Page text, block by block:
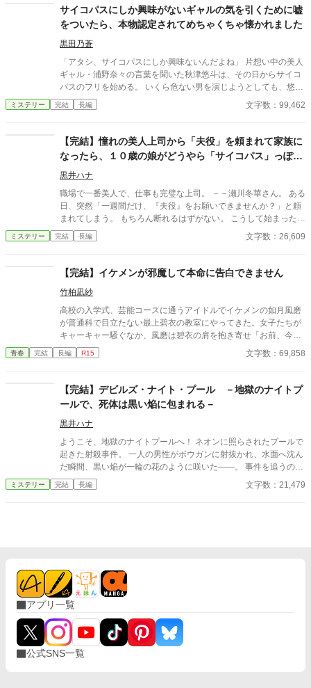
サイコパスにしか興味がないギャルの気を引くために嘘
をついたら、本物認定されてめちゃくちゃ懐かれました
黒田乃蒼
「アタシ、サイコパスにしか興味ないんだよね」 片想い中の美人
ギャル・浦野奈々の言葉を聞いた秋津悠斗は、その日からサイコ
パスのフリを始める。 いくら危ない男を演じようとしても、悠斗
はただの地味で平凡な高校生。 それでも奈々は、なぜか悠斗の言
動に目を輝かせて――？ そんな奈々には、ある悪癖がある。 「こ
ミステリー・サークル、予言書。 学校で“不思議な事件”が起こる
たび、奈々はそこにサイコパスの影を見出してしまう。 奈々の視
線を奪われないため。 そして、彼女の理想の男になるため。 今日
も悠斗は、サイコパスのフリをしながら事件の謎を解く。 サイコ
パスになりたい凡人男子と、サイコパスに惹かれる美人ギャル
の、勘違いラブコメ×日常ミステリー！
ミステリー 完結 長編 文字数：99,462
【完結】憧れの美人上司から「夫役」を頼まれて家族に
なったら、１０歳の娘がどうやら「サイコパス」っぽい
気がしてきた
黒井ハナ
職場で一番美人で、仕事も完璧な上司。 －－瀬川冬華さん。 ある
日、突然「一週間だけ、『夫役』をお願いできませんか？」と頼
まれてしまう。 もちろん断れるはずがない。 こうして始まったの
は、美人上司と、十歳の娘・奏音との、期間限定の疑似家族生
活。 一緒に朝ご飯を作って、遊園地へ行って、写真を撮って、神
本当の家族になっていく気がした。 ただ、一つだけ気になること
な違和感。 十歳にしては、理屈っぽい。 遊園地では変なことばか
り口にする。 でも、まあ、それも個性だと思っていた。 ……あの
日までは。
ミステリー 完結 長編 文字数：26,609
【完結】イケメンが邪魔して本命に告白できません
竹柏凪紗
高校の入学式、芸能コースに通うアイドルでイケメンの如月風磨
が普通科で目立たない最上碧衣の教室にやってきた。女子たちが
キャーキャー騒ぐなか、風磨は碧衣の肩を抱き寄せ「お前、今日
から俺の女な」と宣言する。その真意とウソつきたちによって複
雑になっていく2人の結末とは──
青春 完結 長編 R15 文字数：69,858
【完結】デビルズ・ナイト・プール －地獄のナイトプ
ールで、死体は黒い焔に包まれる－
黒井ハナ
ようこそ、地獄のナイトプールへ！ ネオンに照らされたプールで
起きた射殺事件。 一人の男性がボウガンに射抜かれ、水面へ沈ん
だ瞬間、黒い焔が一輪の花のように咲いた――。 事件を追うの
は、黒髪ギャル・明日丘奏音。 －－この事件には、犯人さえも気
づいていない「真実」がある……。 復讐？ 正義？ 偶然？ 必然？
ミステリー 完結 長編 文字数：21,479
アプリ一覧
公式SNS一覧